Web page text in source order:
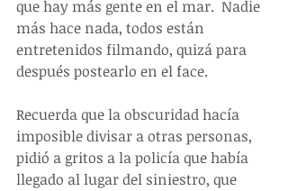
que hay más gente en el mar.  Nadie
más hace nada, todos están
entretenidos filmando, quizá para
después postearlo en el face.
Recuerda que la obscuridad hacía
imposible divisar a otras personas,
pidió a gritos a la policía que había
llegado al lugar del siniestro, que